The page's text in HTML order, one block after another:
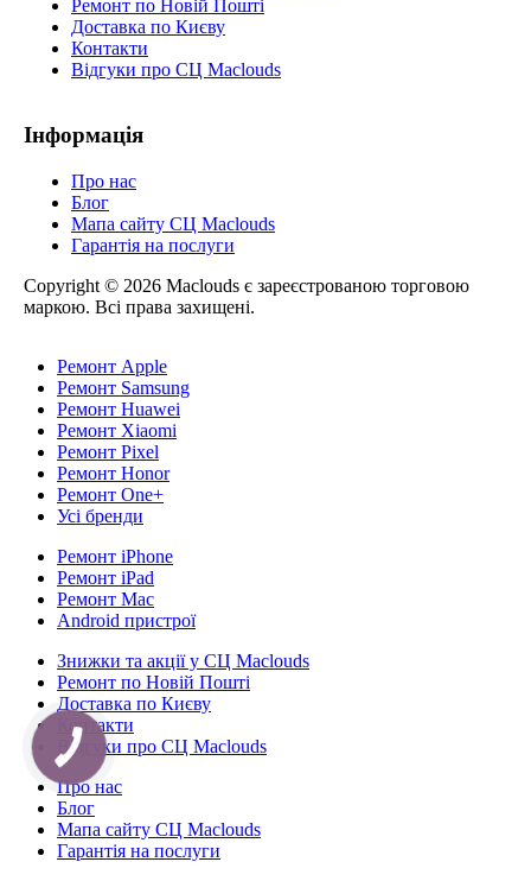
Ремонт по Новій Пошті
Доставка по Києву
Контакти
Відгуки про СЦ Maclouds
Інформація
Про нас
Блог
Мапа сайту СЦ Maclouds
Гарантія на послуги
Copyright © 2026 Maclouds є зареєстрованою торговою
маркою. Всі права захищені.
Ремонт Apple
Ремонт Samsung
Ремонт Huawei
Ремонт Xiaomi
Ремонт Pixel
Ремонт Honor
Ремонт One+
Усі бренди
Ремонт iPhone
Ремонт iPad
Ремонт Mac
Android пристрої
Знижки та акції у СЦ Maclouds
Ремонт по Новій Пошті
Доставка по Києву
Контакти
Відгуки про СЦ Maclouds
Про нас
Блог
Мапа сайту СЦ Maclouds
Гарантія на послуги